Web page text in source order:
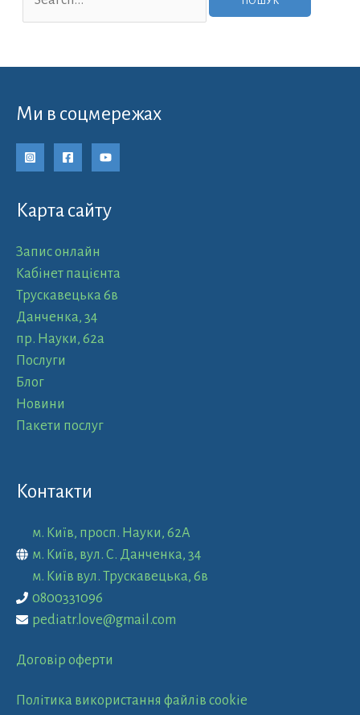
Ми в соцмережах
Карта сайту
Запис онлайн
Кабінет пацієнта
Трускавецька 6в
Данченка, 34
пр. Науки, 62а
Послуги
Блог
Новини
Пакети послуг
Контакти
м. Київ, просп. Науки, 62А
м. Київ, вул. С. Данченка, 34
м. Київ вул. Трускавецька, 6в
0800331096
pediatr.love@gmail.com
Договір оферти
Політика використання файлів cookie